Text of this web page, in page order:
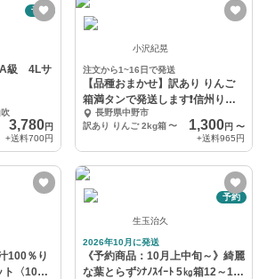
予約
A級 4Lサ
3,780円
+送料700円
小沢紀晃
注文から1~16日で発送
【品種おまかせ】訳あり りんご
箱満タンで発送します❗️信州りん
ご 長野県中野市
訳あり りんご 2kg箱 〜 1,300円 〜
+送料965円
100％り
〈1000
予約
生玉治久
2026年10月に発送
《予約商品：10月上中旬～》綺麗
な葉とらずｼﾅﾉｽｲｰﾄ 5㎏箱12～18